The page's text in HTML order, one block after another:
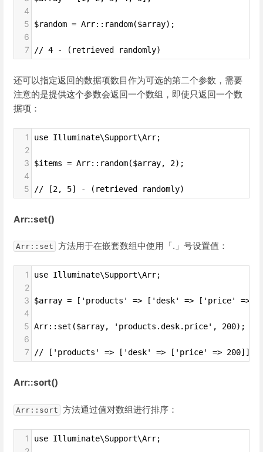
4
5
$random = Arr::random($array);
6
7
// 4 - (retrieved randomly)
还可以指定返回的数据项数目作为可选的第二个参数，需要
注意的是提供这个参数会返回一个数组，即使只返回一个数
据项：
1 use Illuminate\Support\Arr;
2
3
$items = Arr::random($array, 2);
4
5
// [2, 5] - (retrieved randomly)
Arr::set()
Arr::set 方法用于在嵌套数组中使用「.」号设置值：
1 use Illuminate\Support\Arr;
2
3
$array = ['products' => ['desk' => ['price' =>
4
5 Arr::set($array, 'products.desk.price', 200);
6
7
// ['products' => ['desk' => ['price' => 200]]]
Arr::sort()
Arr::sort 方法通过值对数组进行排序：
1 use Illuminate\Support\Arr;